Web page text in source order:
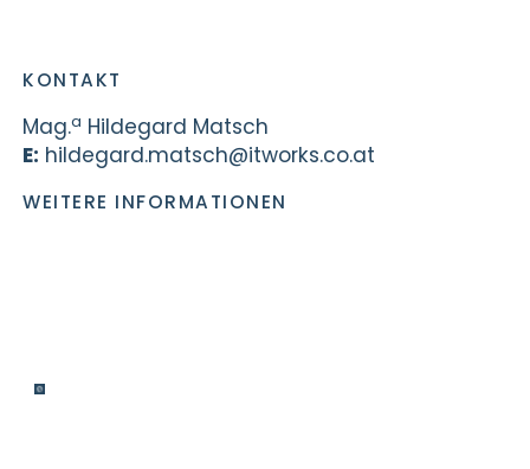
KONTAKT
Mag.a Hildegard Matsch
E: hildegard.matsch@itworks.co.at
WEITERE INFORMATIONEN